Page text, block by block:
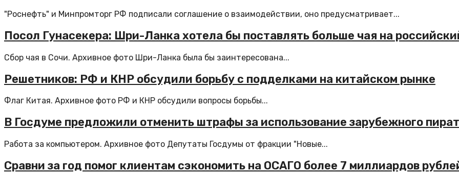
"Роснефть" и Минпромторг РФ подписали соглашение о взаимодействии, оно предусматривает...
Посол Гунасекера: Шри-Ланка хотела бы поставлять больше чая на
Сбор чая в Сочи. Архивное фото Шри-Ланка была бы заинтересована...
Решетников: РФ и КНР обсудили борьбу с подделками на китайском рынке
Флаг Китая. Архивное фото РФ и КНР обсудили вопросы борьбы...
В Госдуме предложили отменить штрафы за использование зарубежного
Работа за компьютером. Архивное фото Депутаты Госдумы от фракции "Новые...
Сравни за год помог клиентам сэкономить на ОСАГО более 7 миллиардов